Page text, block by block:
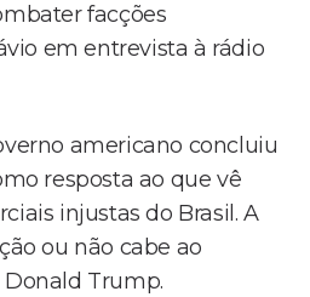
facções
em entrevista à rádio
americano concluiu
resposta ao que vê
injustas do Brasil. A
ou não cabe ao
Donald Trump.